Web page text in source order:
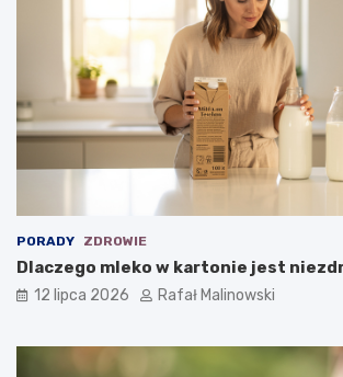
PORADY ZDROWIE
Dlaczego mleko w kartonie jest
12 lipca 2026 Rafał Malinowski